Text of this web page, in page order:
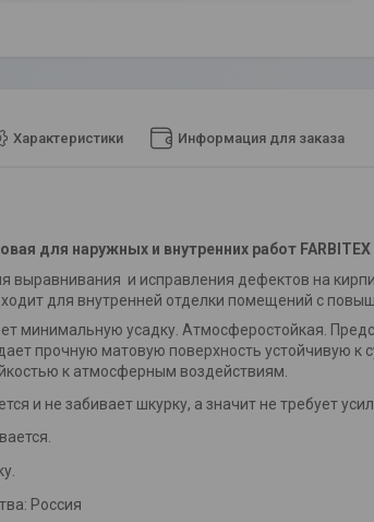
Характеристики Информация для заказа
для наружных и внутренних работ FARBITEX
выравнивания и исправления дефектов на
для внутренней отделки помещений с
минимальную усадку. Атмосферостойкая.
прочную матовую поверхность устойчивую
к атмосферным воздействиям.
и не забивает шкурку, а значит не требует
Россия